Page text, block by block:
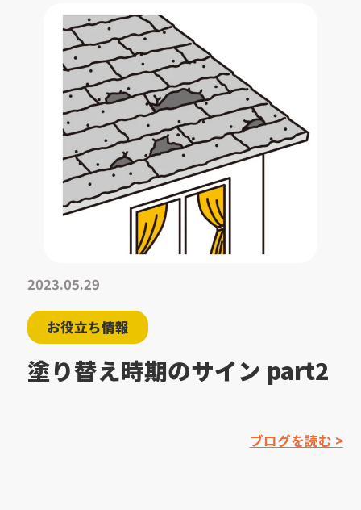
2023.05.29
お役立ち情報
塗り替え時期のサイン part2
ブログを読む >